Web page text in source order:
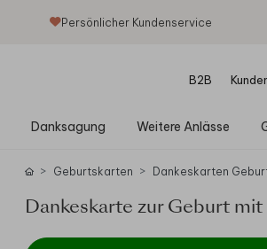
Persönlicher Kundenservice
B2B
Danksagung Weitere Anlässe
Geburtskarten Dankeskarten
Dankeskarte zur Geburt mit